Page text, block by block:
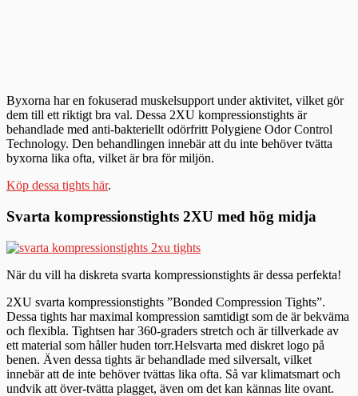
Byxorna har en fokuserad muskelsupport under aktivitet, vilket gör
dem till ett riktigt bra val. Dessa 2XU kompressionstights är
behandlade med anti-bakteriellt odörfritt Polygiene Odor Control
Technology. Den behandlingen innebär att du inte behöver tvätta
byxorna lika ofta, vilket är bra för miljön.
Köp dessa tights här.
Svarta kompressionstights 2XU med hög midja
När du vill ha diskreta svarta kompressionstights är dessa perfekta!
2XU svarta kompressionstights ”Bonded Compression Tights”.
Dessa tights har maximal kompression samtidigt som de är bekväma
och flexibla. Tightsen har 360-graders stretch och är tillverkade av
ett material som håller huden torr.Helsvarta med diskret logo på
benen. Även dessa tights är behandlade med silversalt, vilket
innebär att de inte behöver tvättas lika ofta. Så var klimatsmart och
undvik att över-tvätta plagget, även om det kan kännas lite ovant.